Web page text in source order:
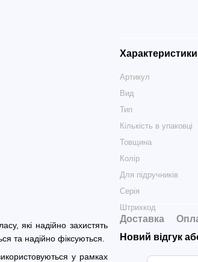
які надійно захистять
та надійно фіксуються.
у рамках
Характеристики
Артикул
Вид
Тип
Кількість в упаковці
Товщина
Колір
Для підручників
Серія
Штрихкод
Доставка
Новий відгук